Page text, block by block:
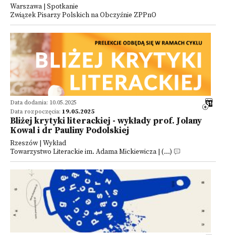
Warszawa | Spotkanie
Związek Pisarzy Polskich na Obczyźnie ZPPnO
Data dodania: 10.05.2025
Data rozpoczęcia: 19.05.2025
Bliżej krytyki literackiej - wykłady prof. Jolany
Kowal i dr Pauliny Podolskiej
Rzeszów | Wykład
Towarzystwo Literackie im. Adama Mickiewicza | (...)